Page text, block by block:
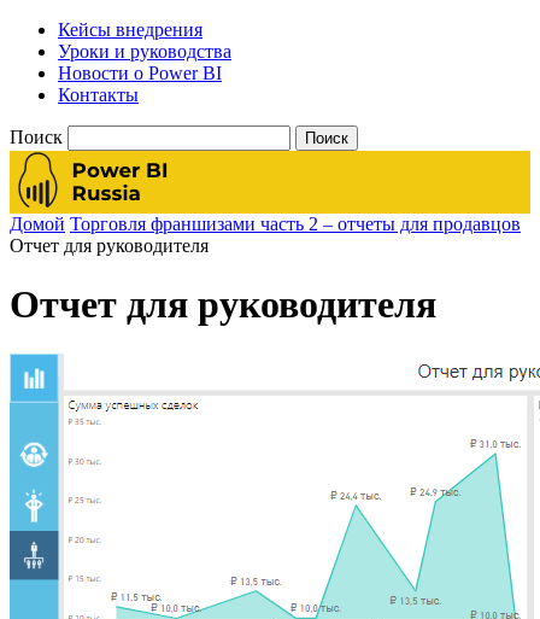
Кейсы внедрения
Уроки и руководства
Новости о Power BI
Контакты
Поиск
Домой Торговля франшизами часть 2 – отчеты для продавцов
Отчет для руководителя
Отчет для руководителя